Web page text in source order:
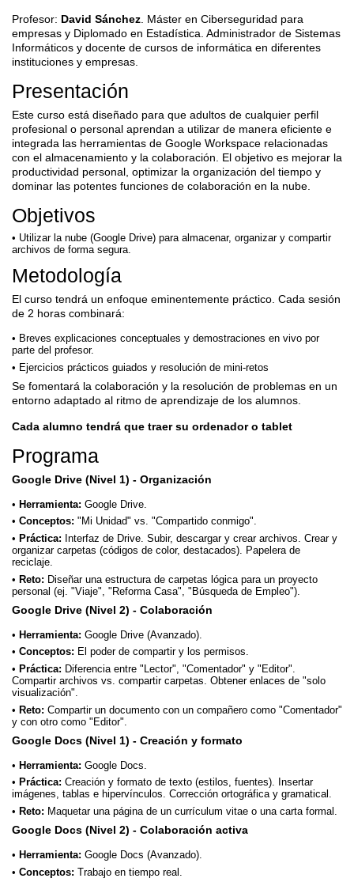
Profesor: David Sánchez . Máster en Ciberseguridad para
empresas y Diplomado en Estadística. Administrador de Sistemas
Informáticos y docente de cursos de informática en diferentes
instituciones y empresas.
Presentación
Este curso está diseñado para que adultos de cualquier perfil
profesional o personal aprendan a utilizar de manera eficiente e
integrada las herramientas de Google Workspace relacionadas
con el almacenamiento y la colaboración. El objetivo es mejorar la
productividad personal, optimizar la organización del tiempo y
dominar las potentes funciones de colaboración en la nube.
Objetivos
Utilizar la nube (Google Drive) para almacenar, organizar y compartir
archivos de forma segura.
Metodología
El curso tendrá un enfoque eminentemente práctico. Cada sesión
de 2 horas combinará:
Breves explicaciones conceptuales y demostraciones en vivo por
parte del profesor.
Ejercicios prácticos guiados y resolución de mini-retos
Se fomentará la colaboración y la resolución de problemas en un
entorno adaptado al ritmo de aprendizaje de los alumnos.
Cada alumno tendrá que traer su ordenador o tablet
Programa
Google Drive (Nivel 1) - Organización
Herramienta: Google Drive.
Conceptos: "Mi Unidad" vs. "Compartido conmigo".
Práctica: Interfaz de Drive. Subir, descargar y crear archivos. Crear y
organizar carpetas (códigos de color, destacados). Papelera de
reciclaje.
Reto: Diseñar una estructura de carpetas lógica para un proyecto
personal (ej. "Viaje", "Reforma Casa", "Búsqueda de Empleo").
Google Drive (Nivel 2) - Colaboración
Herramienta: Google Drive (Avanzado).
Conceptos: El poder de compartir y los permisos.
Práctica: Diferencia entre "Lector", "Comentador" y "Editor".
Compartir archivos vs. compartir carpetas. Obtener enlaces de "solo
visualización".
Reto: Compartir un documento con un compañero como "Comentador"
y con otro como "Editor".
Google Docs (Nivel 1) - Creación y formato
Herramienta: Google Docs.
Práctica: Creación y formato de texto (estilos, fuentes). Insertar
imágenes, tablas e hipervínculos. Corrección ortográfica y gramatical.
Reto: Maquetar una página de un currículum vitae o una carta formal.
Google Docs (Nivel 2) - Colaboración activa
Herramienta: Google Docs (Avanzado).
Conceptos: Trabajo en tiempo real.